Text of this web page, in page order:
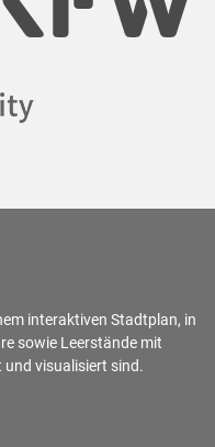
interaktiven Stadtplan, in
sowie Leerstände mit
visualisiert sind.